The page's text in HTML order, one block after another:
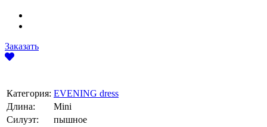
Заказать
Категория: EVENING dress
Длина:
Mini
Силуэт:
пышное